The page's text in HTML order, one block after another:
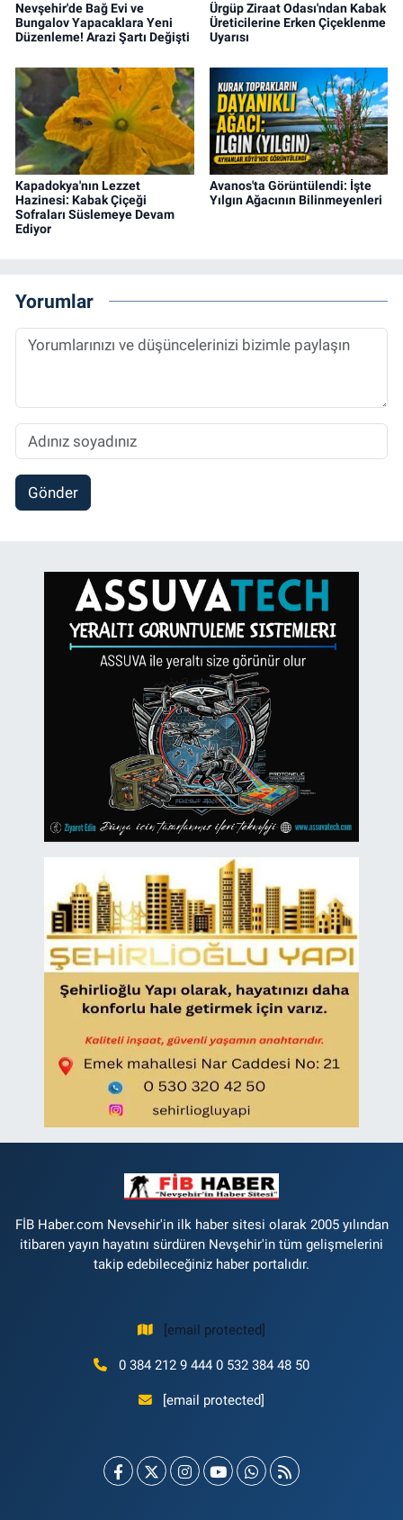
Nevşehir'de Bağ Evi ve
Bungalov Yapacaklara Yeni
Düzenleme! Arazi Şartı Değişti
Ürgüp Ziraat Odası'ndan Kabak
Üreticilerine Erken Çiçeklenme
Uyarısı
Kapadokya'nın Lezzet
Hazinesi: Kabak Çiçeği
Sofraları Süslemeye Devam
Ediyor
Avanos'ta Görüntülendi: İşte
Yılgın Ağacının Bilinmeyenleri
Yorumlar
Gönder
FİB Haber.com Nevsehir'in ilk haber sitesi olarak 2005 yılından
itibaren yayın hayatını sürdüren Nevşehir'in tüm gelişmelerini
takip edebileceğiniz haber portalıdır.
[email protected]
0 384 212 9 444 0 532 384 48 50
[email protected]